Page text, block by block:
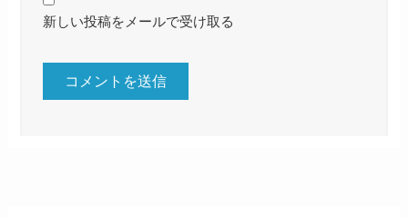
新しい投稿をメールで受け取る